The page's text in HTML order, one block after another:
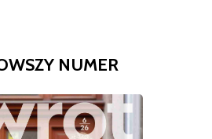
NUMER